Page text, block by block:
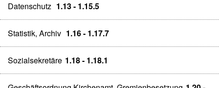
Datenschutz 1.13 - 1.15.5
Statistik, Archiv 1.16 - 1.17.7
Sozialsekretäre 1.18 - 1.18.1